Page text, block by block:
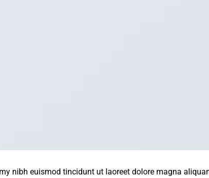
nibh euismod tincidunt ut laoreet dolore magna